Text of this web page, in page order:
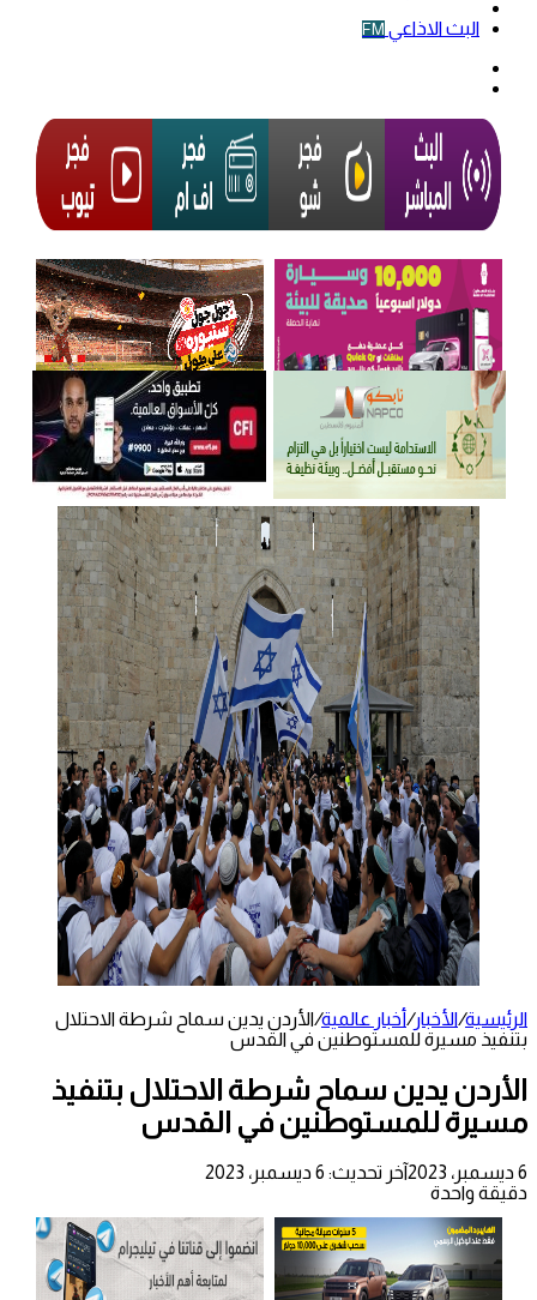
البث الاذاعي FM
الرئيسية/الأخبار/أخبار عالمية/الأردن يدين سماح شرطة الاحتلال
بتنفيذ مسيرة للمستوطنين في القدس
الأردن يدين سماح شرطة الاحتلال بتنفيذ
مسيرة للمستوطنين في القدس
6 ديسمبر، 2023
آخر تحديث: 6 ديسمبر، 2023
دقيقة واحدة